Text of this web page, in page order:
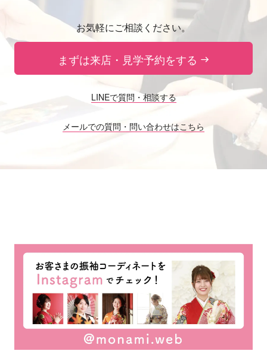
お気軽にご相談ください。
まずは来店・見学予約をする
LINEで質問・相談する
メールでの質問・問い合わせはこちら